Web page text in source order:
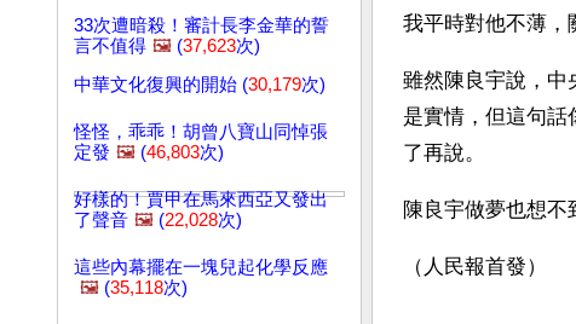
33次遭暗殺！審計長李金華的誓
言不值得 🖼️ (37,623次)
中華文化復興的開始 (30,179次)
怪怪，乖乖！胡曾八寶山同悼張
定發 🖼️ (46,803次)
好樣的！賈甲在馬來西亞又發出
了聲音 🖼️ (22,028次)
這些內幕擺在一塊兒起化學反應
🖼️ (35,118次)
我平時對他不薄，
雖然陳良宇說，中
是實情，但這句話
了再說。
陳良宇做夢也想
（人民報首發）